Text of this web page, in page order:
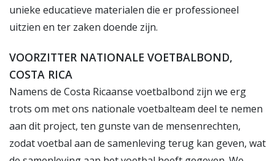
unieke educatieve materialen die er professioneel
uitzien en ter zaken doende zijn.
VOORZITTER NATIONALE VOETBALBOND,
COSTA RICA
Namens de Costa Ricaanse voetbalbond zijn we erg
trots om met ons nationale voetbalteam deel te nemen
aan dit project, ten gunste van de mensenrechten,
zodat voetbal aan de samenleving terug kan geven, wat